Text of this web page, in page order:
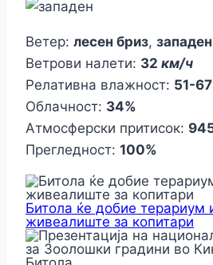
Ветер: лесен бриз, западен
Ветрови налети: 32 км/ч
Релативна влажност: 51-
Облачност: 34%
Атмосферски притисок:
Прегледност: 100%
Битола ќе добие терариум
живеалиште за копитари